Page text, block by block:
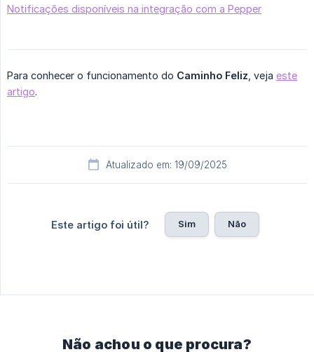
Notificações disponíveis na integração com a Pepper
Para conhecer o funcionamento do Caminho Feliz , veja este
artigo.
Atualizado em: 19/09/2025
Este artigo foi útil? Sim Não
Não achou o que procura?